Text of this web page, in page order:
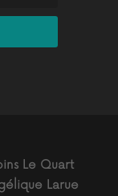
Le Quart
Larue